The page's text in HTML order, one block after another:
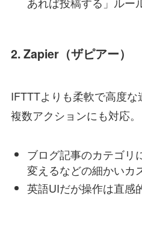
2.Zapier（ザピアー）
IFTTTよりも柔軟で高度
複数アクションにも対応。
ブログ記事のカテゴリ
変えるなどの細かいカ
英語UIだが操作は直感